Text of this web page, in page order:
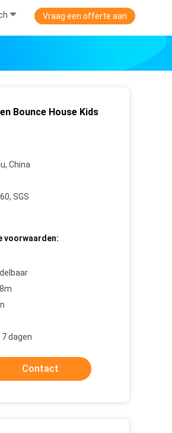
Vraag een offerte aan
Bounce House Kids
China
SGS
voorwaarden:
dagen
Contact